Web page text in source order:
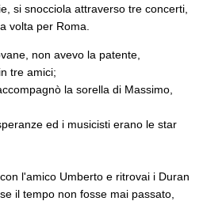
si snocciola attraverso tre concerti,
volta per Roma.
non avevo la patente,
tre amici;
la sorella di Massimo,
ed i musicisti erano le star
l'amico Umberto e ritrovai i Duran
il tempo non fosse mai passato,